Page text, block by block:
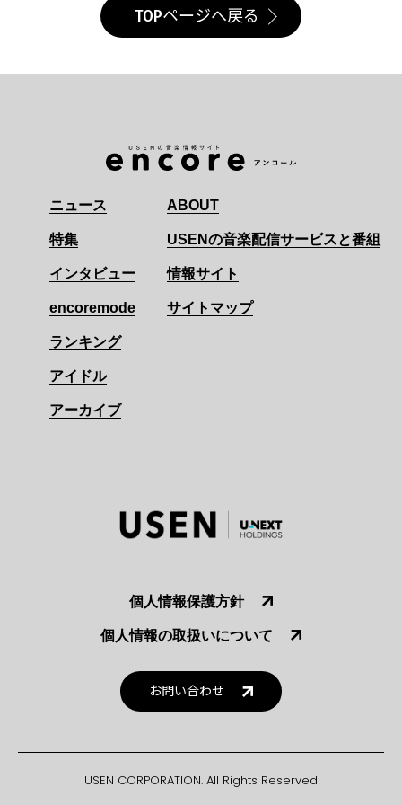
TOPページへ戻る
ニュース
特集
インタビュー
encoremode
ランキング
アイドル
アーカイブ
ABOUT
USENの音楽配信サービスと番組
情報サイト
サイトマップ
個人情報保護方針
個人情報の取扱いについて
お問い合わせ
USEN CORPORATION. All Rights Reserved